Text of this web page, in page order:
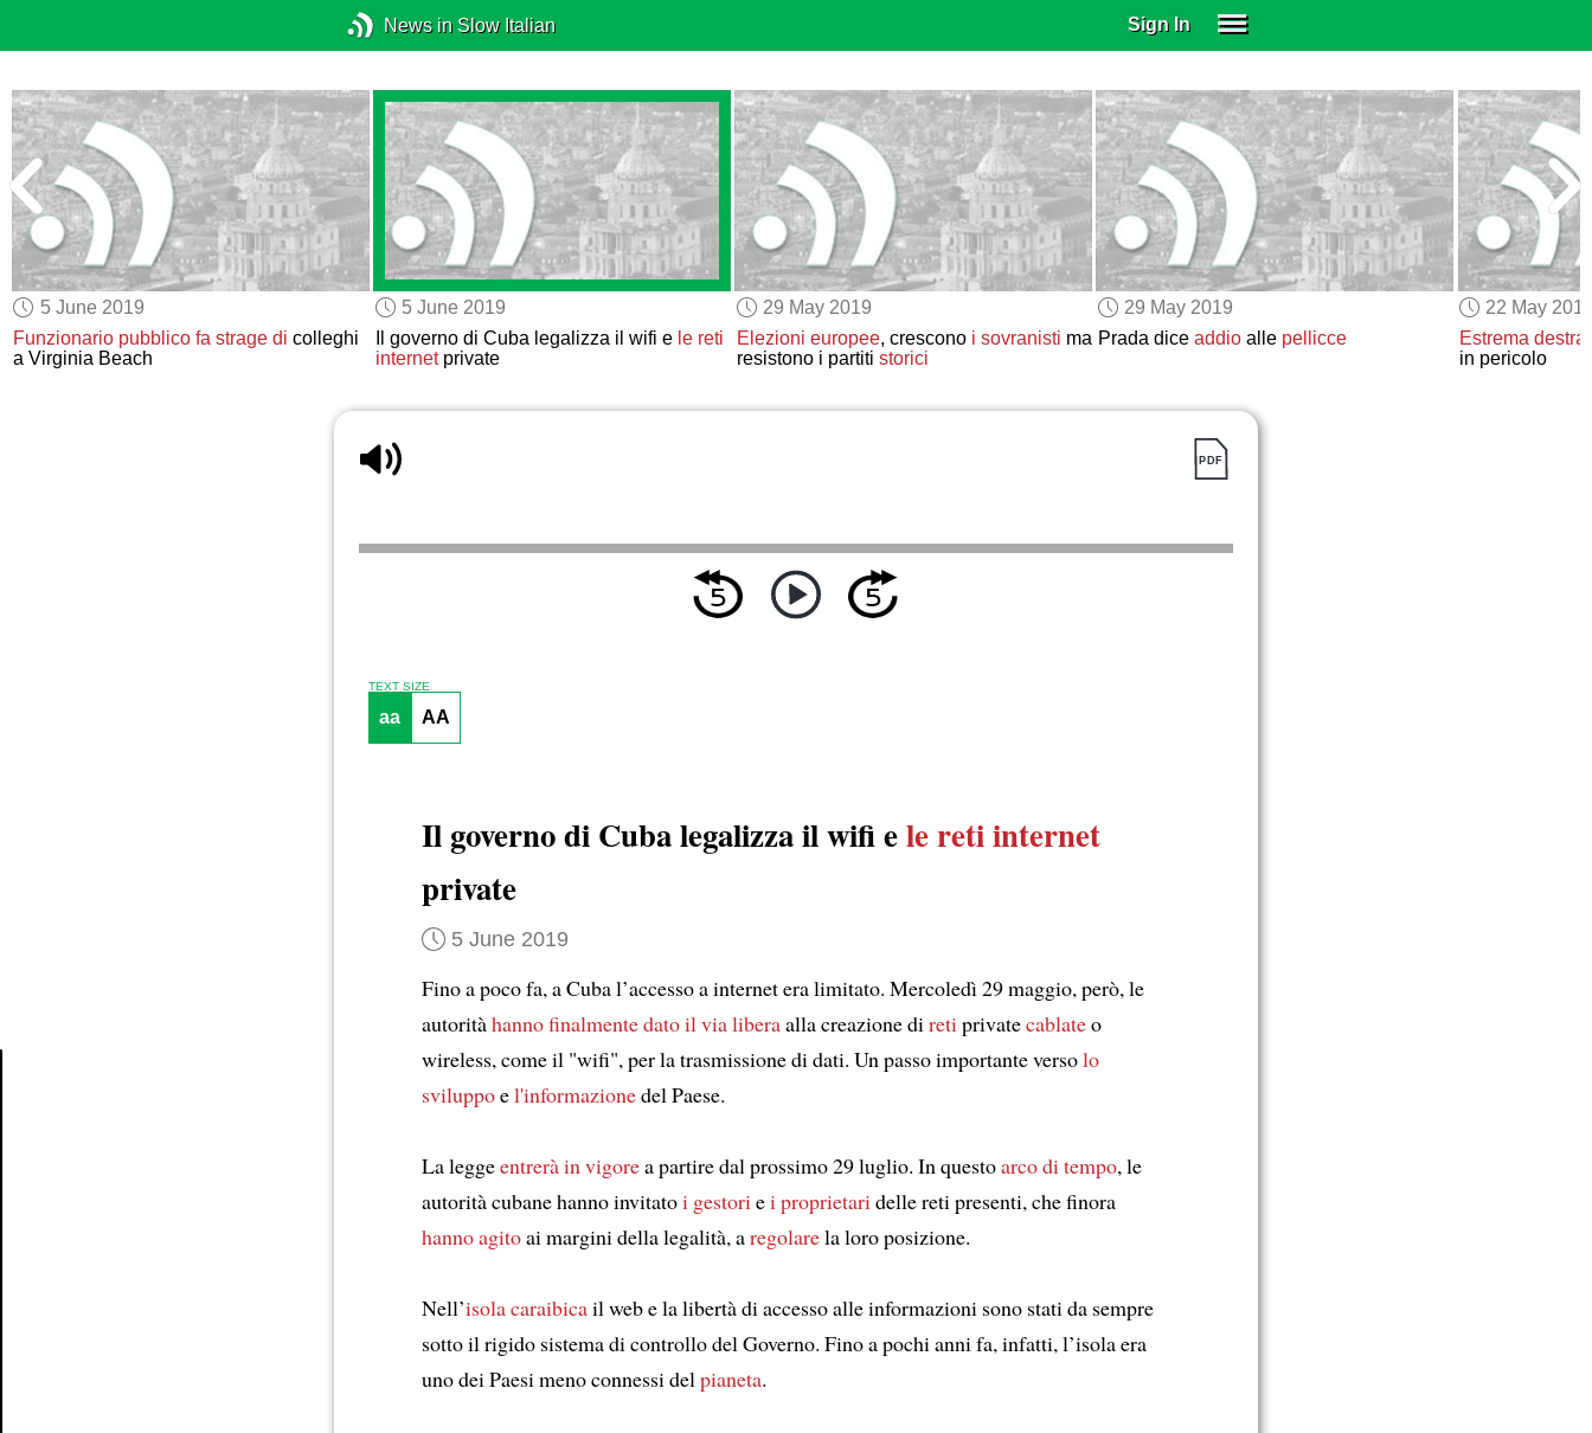
News in Slow Italian Sign In
SUBSCRIBE
EDUCATIONAL LICENSES
GIFT CARDS
OTHER LANGUAGES
ABOUT US
ALEXA
ADJUST COLORS
5 June 2019
Funzionario pubblico fa strage di colleghi
a Virginia Beach
5 June 2019
Il governo di Cuba legalizza il wifi e le reti
internetprivate
29 May 2019
Elezioni europee, crescono i sovranisti ma
resistono i partiti storici
29 May 2019
Prada dice addioalle pellicce
22 May
Estrema destra
in pericolo
TEXT SIZE
aa AA
Il governo di Cuba legalizza il wifi ele reti internet
private
5 June 2019
Fino a poco fa, a Cuba l’accesso a internet era limitato. Mercoledì 29 maggio, però, le
autoritàhanno finalmente dato il via liberaalla creazione di reti privatecablateo
wireless, come il "wifi", per la trasmissione di dati. Un passo importante versolo
sviluppoel'informazionedel Paese.
La leggeentrerà in vigorea partire dal prossimo 29 luglio. In questoarco di tempo, le
autorità cubane hanno invitatoi gestori ei proprietari delle reti presenti, che finora
hanno agitoai margini della legalità, aregolarela loro posizione.
Nell’isola caraibicail web e la libertà di accesso alle informazioni sono stati da sempre
sotto il rigido sistema di controllo del Governo. Fino a pochi anni fa, infatti, l’isola era
uno dei Paesi meno connessi del pianeta.